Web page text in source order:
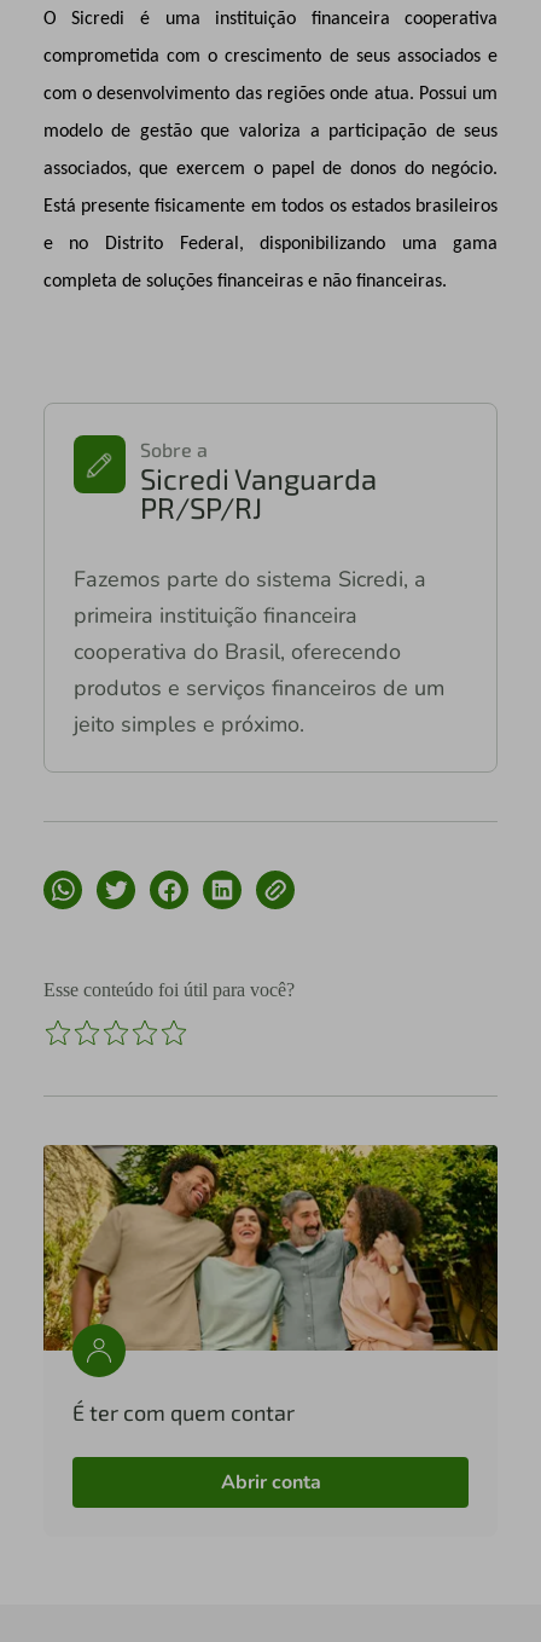
O Sicredi é uma instituição financeira cooperativa
comprometida com o crescimento de seus associados e
com o desenvolvimento das regiões onde atua. Possui um
modelo de gestão que valoriza a participação de seus
associados, que exercem o papel de donos do negócio.
Está presente fisicamente em todos os estados brasileiros
e no Distrito Federal, disponibilizando uma gama
completa de soluções financeiras e não financeiras.
Sobre a
Sicredi Vanguarda
PR/SP/RJ
Fazemos parte do sistema Sicredi, a
primeira instituição financeira
cooperativa do Brasil, oferecendo
produtos e serviços financeiros de um
jeito simples e próximo.
Esse conteúdo foi útil para você?
É ter com quem contar
Abrir conta